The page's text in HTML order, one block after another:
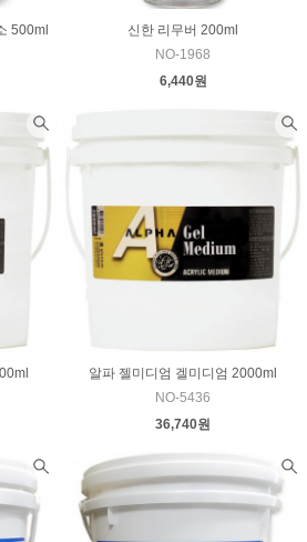
500ml
신한 리무버 200ml
NO-1968
6,440원
알파 젤미디엄 겔미디엄 2000ml
NO-5436
36,740원